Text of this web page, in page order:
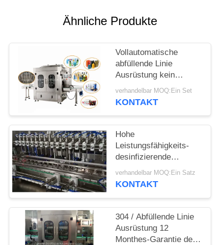
ANGEBOT
SITEMAP
PRIVACY
Ähnliche Produkte
Vollautomatische
abfüllende Linie
Ausrüstung kein
fehlendes Füllen für
tägliche Chemikalien
verhandelbar MOQ:Ein Set
KONTAKT
Hohe
Leistungsfähigkeits-
desinfizierende
Füllmaschine einfach,
0.8kw 220v zu
verhandelbar MOQ:Ein Satz
KONTAKT
304 / Abfüllende Linie
Ausrüstung 12
Monthes-Garantie des